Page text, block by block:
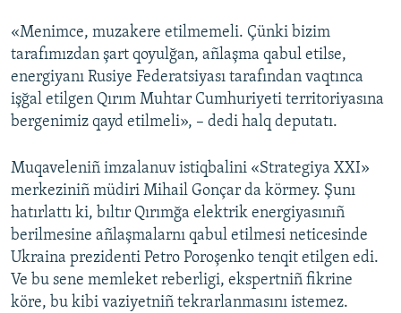
«Menimce, muzakere etilmemeli. Çünki bizim
tarafımızdan şart qoyulğan, añlaşma qabul etilse,
energiyanı Rusiye Federatsiyası tarafından vaqtınca
işğal etilgen Qırım Muhtar Cumhuriyeti territoriyasına
bergenimiz qayd etilmeli», – dedi halq deputatı.
Muqaveleniñ imzalanuv istiqbalini «Strategiya XXI»
merkeziniñ müdiri Mihail Gonçar da körmey. Şunı
hatırlattı ki, bıltır Qırımğa elektrik energiyasınıñ
berilmesine añlaşmalarnı qabul etilmesi neticesinde
Ukraina prezidenti Petro Poroşenko tenqit etilgen edi.
Ve bu sene memleket reberligi, ekspertniñ fikrine
köre, bu kibi vaziyetniñ tekrarlanmasını istemez.